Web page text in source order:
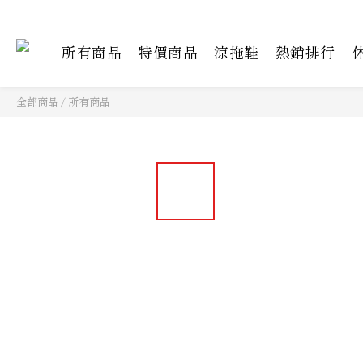
所有商品 特價商品 涼拖鞋 熱銷排行
全部商品 / 所有商品